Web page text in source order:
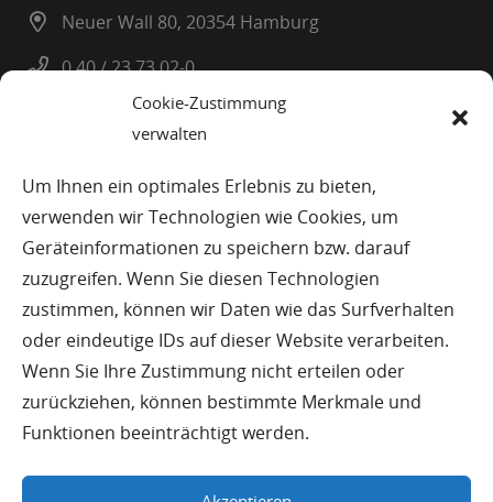
Cookie-Zustimmung
verwalten
Um Ihnen ein optimales Erlebnis zu bieten,
verwenden wir Technologien wie Cookies, um
Geräteinformationen zu speichern bzw. darauf
zuzugreifen. Wenn Sie diesen Technologien
zustimmen, können wir Daten wie das Surfverhalten
oder eindeutige IDs auf dieser Website verarbeiten.
Wenn Sie Ihre Zustimmung nicht erteilen oder
zurückziehen, können bestimmte Merkmale und
Funktionen beeinträchtigt werden.
Neuer Wall 80, 20354 Hamburg
0 40 / 23 73 02-0
0 40 / 23 08 25
© Planatel Planungs-und Beratungsges. mbH
Impressum
Datenschutz
Seitenübersicht